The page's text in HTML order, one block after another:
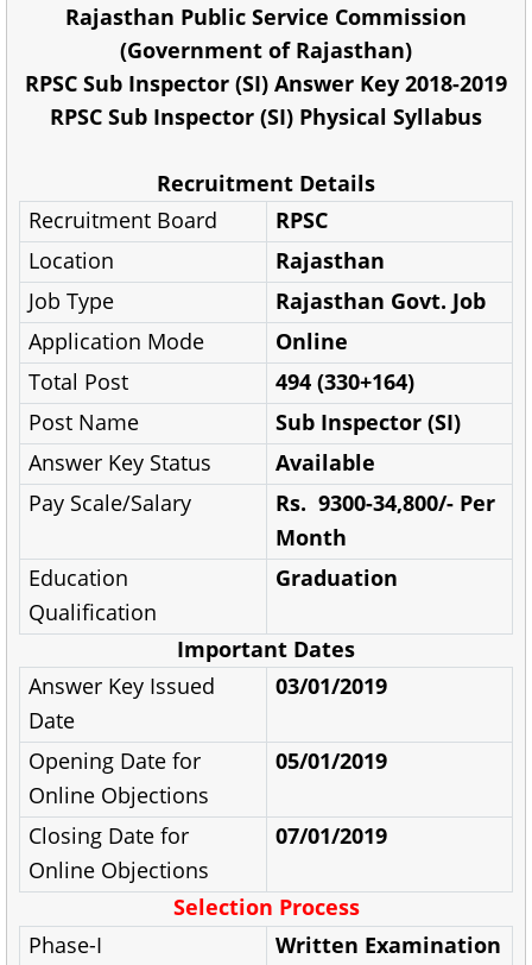
Rajasthan Public Service Commission
(Government of Rajasthan)
RPSC Sub Inspector (SI) Answer Key 2018-2019
RPSC Sub Inspector (SI) Physical Syllabus
Recruitment Details
Recruitment Board
RPSC
Location
Rajasthan
Job Type
Rajasthan Govt. Job
Application Mode
Online
Total Post
494 (330+164)
Post Name
Sub Inspector (SI)
Answer Key Status
Available
Pay Scale/Salary
Rs. 9300-34,800/- Per
Month
Education
Qualification
Graduation
Important Dates
Answer Key Issued
Date
03/01/2019
Opening Date for
Online Objections
05/01/2019
Closing Date for
Online Objections
07/01/2019
Selection Process
Phase-I
Written Examination